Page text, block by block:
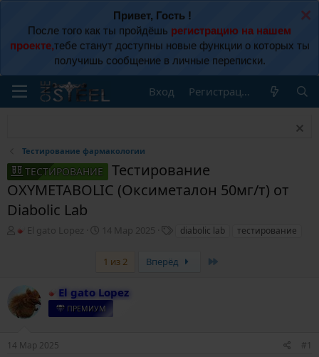
Привет, Гость !
После того как ты пройдёшь регистрацию на нашем
проекте,тебе станут доступны новые функции о которых ты
получишь сообщение в личные переписки.
Вход Регистрация
Тестирование фармакологии
ТЕСТИРОВАНИЕ
Тестирование
OXYMETABOLIC (Оксиметалон 50мг/т) от
Diabolic Lab
А
т
м
El gato Lopez
а
а
ч
а
14 Мар 2025
и
diabolic lab тестирование
1 из 2 Вперёд
El gato Lopez
ПРЕМИУМ
14 Мар 2025 #1